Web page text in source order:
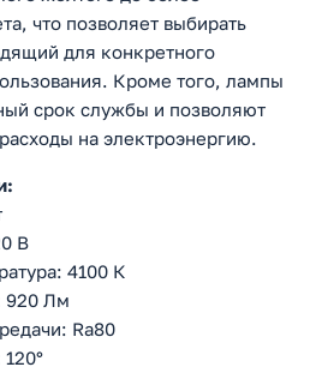
что позволяет выбирать
для конкретного
Кроме того, лампы
срок службы и позволяют
на электроэнергию.
В
4100 К
920 Лм
Ra80